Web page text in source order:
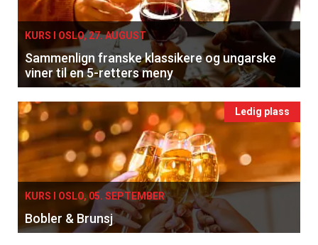
×
Få ukentlige nyhetsbrev fra
Apéritif
KURS I OSLO, 27. AUGUST
Sammenlign franske klassikere og ungarske
viner til en 5-retters meny
Ledig plass
KURS I OSLO, 05. SEPTEMBER
Bobler & Brunsj